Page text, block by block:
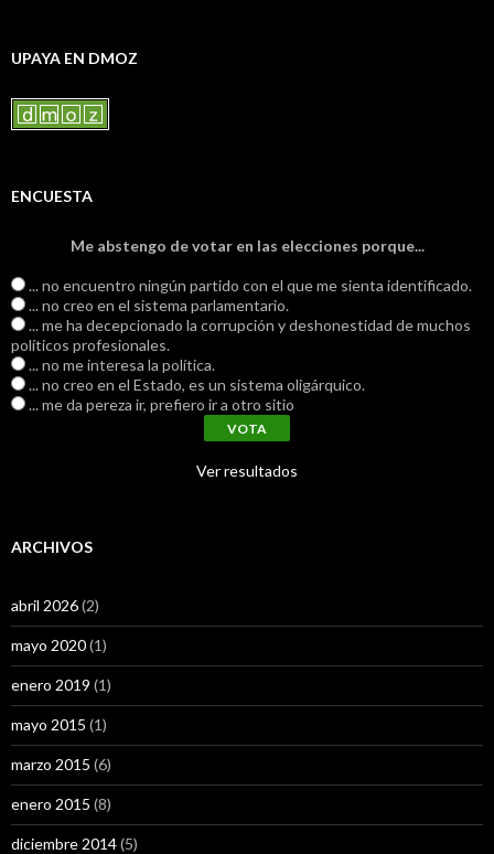
UPAYA EN DMOZ
ENCUESTA
Me abstengo de votar en las elecciones porque...
... no encuentro ningún partido con el que me sienta identificado.
... no creo en el sistema parlamentario.
... me ha decepcionado la corrupción y deshonestidad de muchos
políticos profesionales.
... no me interesa la política.
... no creo en el Estado, es un sistema oligárquico.
... me da pereza ir, prefiero ir a otro sitio
Ver resultados
ARCHIVOS
abril 2026(2)
mayo 2020(1)
enero 2019 (1)
mayo 2015 (1)
marzo 2015 (6)
enero 2015 (8)
diciembre 2014(5)